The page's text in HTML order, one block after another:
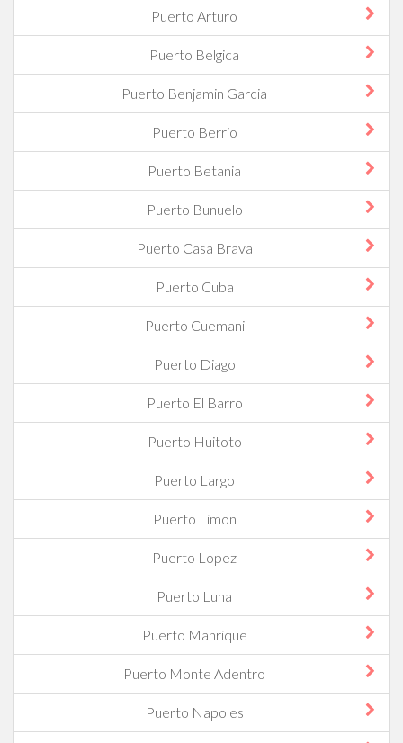
Puerto Arturo
Puerto Belgica
Puerto Benjamin Garcia
Puerto Berrio
Puerto Betania
Puerto Bunuelo
Puerto Casa Brava
Puerto Cuba
Puerto Cuemani
Puerto Diago
Puerto El Barro
Puerto Huitoto
Puerto Largo
Puerto Limon
Puerto Lopez
Puerto Luna
Puerto Manrique
Puerto Monte Adentro
Puerto Napoles